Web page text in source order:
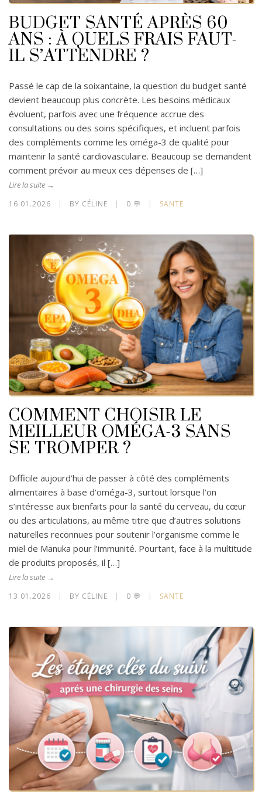
BUDGET SANTÉ APRÈS 60
ANS : À QUELS FRAIS FAUT-
IL S’ATTENDRE ?
Passé le cap de la soixantaine, la question du budget santé
devient beaucoup plus concrète. Les besoins médicaux
évoluent, parfois avec une fréquence accrue des
consultations ou des soins spécifiques, et incluent parfois
des compléments comme les oméga-3 de qualité pour
maintenir la santé cardiovasculaire. Beaucoup se demandent
comment prévoir au mieux ces dépenses de […]
Lire la suite →
16.01.2026 | BY CÉLINE | 0 💬 | SANTE
COMMENT CHOISIR LE
MEILLEUR OMÉGA-3 SANS
SE TROMPER ?
Difficile aujourd’hui de passer à côté des compléments
alimentaires à base d’oméga-3, surtout lorsque l’on
s’intéresse aux bienfaits pour la santé du cerveau, du cœur
ou des articulations, au même titre que d’autres solutions
naturelles reconnues pour soutenir l’organisme comme le
miel de Manuka pour l’immunité. Pourtant, face à la multitude
de produits proposés, il […]
Lire la suite →
13.01.2026 | BY CÉLINE | 0 💬 | SANTE